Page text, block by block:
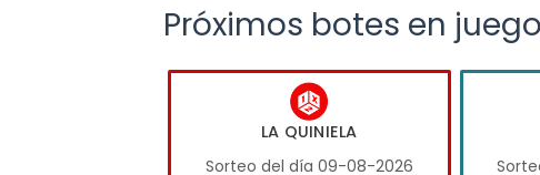
Próximos botes en juego
LA QUINIELA
Sorteo del día 09-08-2026